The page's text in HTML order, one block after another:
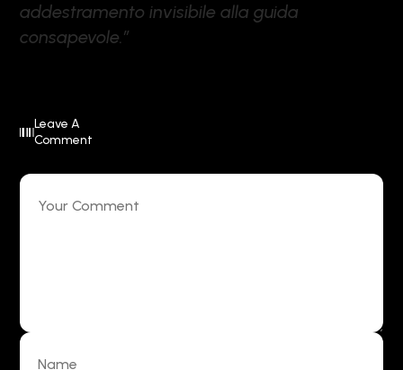
addestramento invisibile alla guida
consapevole.”
Leave A
Comment